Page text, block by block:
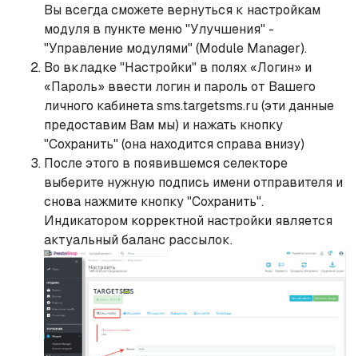
Вы всегда сможете вернуться к настройкам
модуля в пункте меню "Улучшения" -
"Управление модулями" (Module Manager).
Во вкладке "Настройки" в полях «Логин» и
«Пароль» ввести логин и пароль от Вашего
личного кабинета sms.targetsms.ru (эти данные
предоставим Вам мы) и нажать кнопку
"Сохранить" (она находится справа внизу)
После этого в появившемся селекторе
выберите нужную подпись имени отправителя и
снова нажмите кнопку "Сохранить".
Индикатором корректной настройки является
актуальный баланс рассылок.